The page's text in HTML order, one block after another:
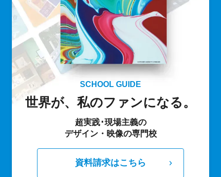
SCHOOL GUIDE
世界が、私のファンになる。
超実践･現場主義の
デザイン・映像の専門校
資料請求はこちら